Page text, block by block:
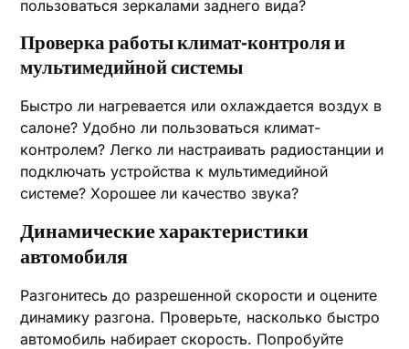
пользоваться зеркалами заднего вида?
Проверка работы климат-контроля и
мультимедийной системы
Быстро ли нагревается или охлаждается воздух в
салоне? Удобно ли пользоваться климат-
контролем? Легко ли настраивать радиостанции и
подключать устройства к мультимедийной
системе? Хорошее ли качество звука?
Динамические характеристики
автомобиля
Разгонитесь до разрешенной скорости и оцените
динамику разгона. Проверьте, насколько быстро
автомобиль набирает скорость. Попробуйте